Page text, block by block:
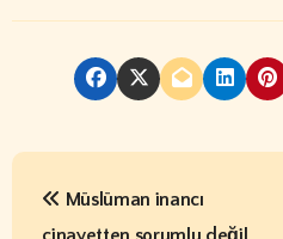
P
Müslüman inancı